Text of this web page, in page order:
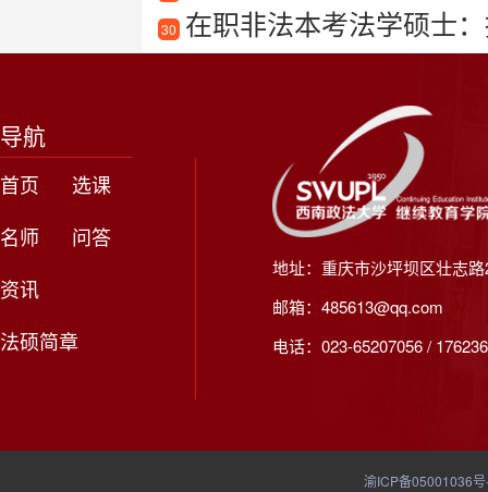
30 在职非法本考法学硕士
导航
首页
选课
名师
问答
资讯
法硕简章
地址：重庆市沙坪坝区壮志
邮箱：485613@qq.com
电话：023-65207056 /
渝ICP备05001036